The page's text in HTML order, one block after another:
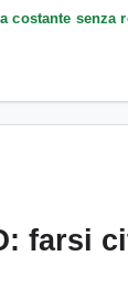
costante senza
farsi